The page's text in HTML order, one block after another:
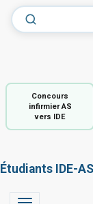
Concours
infirmier AS
vers IDE
Étudiants IDE-